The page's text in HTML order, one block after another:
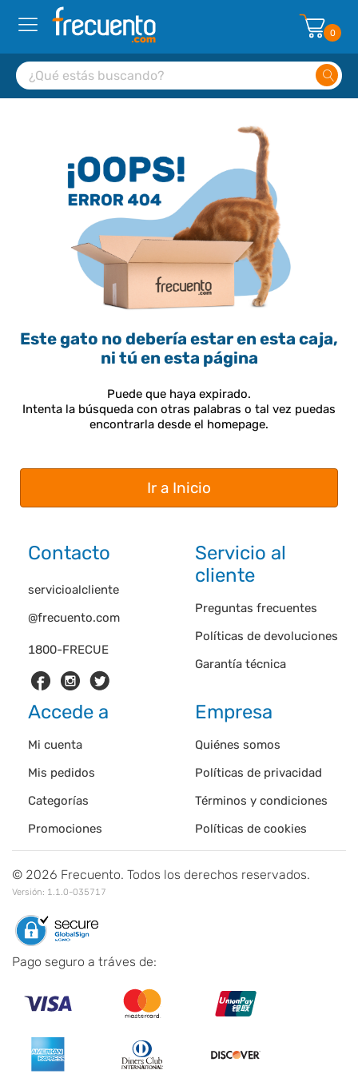
0
Este gato no debería estar en esta caja,
ni tú en esta página
Puede que haya expirado.
Intenta la búsqueda con otras palabras o tal vez puedas
encontrarla desde el homepage.
Ir a Inicio
Contacto
1800-FRECUE
servicioalcliente
@frecuento.com
Servicio al
cliente
Preguntas frecuentes
Políticas de devoluciones
Garantía técnica
Accede a
Mi cuenta
Mis pedidos
Categorías
Promociones
Empresa
Quiénes somos
Políticas de privacidad
Términos y condiciones
Políticas de cookies
© 2026 Frecuento. Todos los derechos reservados.
Versión: 1.1.0-035717
Pago seguro a tráves de: